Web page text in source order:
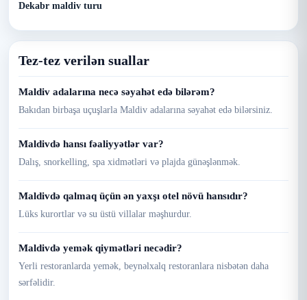
Dekabr maldiv turu
Tez-tez verilən suallar
Maldiv adalarına necə səyahət edə bilərəm?
Bakıdan birbaşa uçuşlarla Maldiv adalarına səyahət edə bilərsiniz.
Maldivdə hansı fəaliyyətlər var?
Dalış, snorkelling, spa xidmətləri və plajda günəşlənmək.
Maldivdə qalmaq üçün ən yaxşı otel növü hansıdır?
Lüks kurortlar və su üstü villalar məşhurdur.
Maldivdə yemək qiymətləri necədir?
Yerli restoranlarda yemək, beynəlxalq restoranlara nisbətən daha
sərfəlidir.